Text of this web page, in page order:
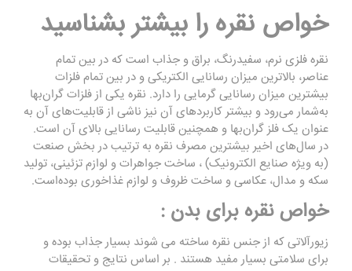
خواص نقره را بیشتر بشناسید
نقره فلزی نرم، سفیدرنگ، براق و جذاب است که در بین تمام
عناصر، بالاترین میزان رسانایی الکتریکی و در بین تمام فلزات
بیشترین میزان رسانایی گرمایی را دارد. نقره یکی از فلزات گران‌بها
به‌شمار می‌رود و بیشتر کاربردهای آن نیز ناشی از قابلیت‌های آن به
عنوان یک فلز گران‌بها و همچنین قابلیت رسانایی بالای آن است.
در سال‌های اخیر بیشترین مصرف نقره به ترتیب در بخش صنعت
(به ویژه صنایع الکترونیک) ، ساخت جواهرات و لوازم تزئینی، تولید
سکه و مدال، عکاسی و ساخت ظروف و لوازم غذاخوری بوده‌است.
خواص نقره برای بدن :
زیورآلاتی که از جنس نقره ساخته می شوند بسیار جذاب بوده و
برای سلامتی بسیار مفید هستند . بر اساس نتایج و تحقیقات